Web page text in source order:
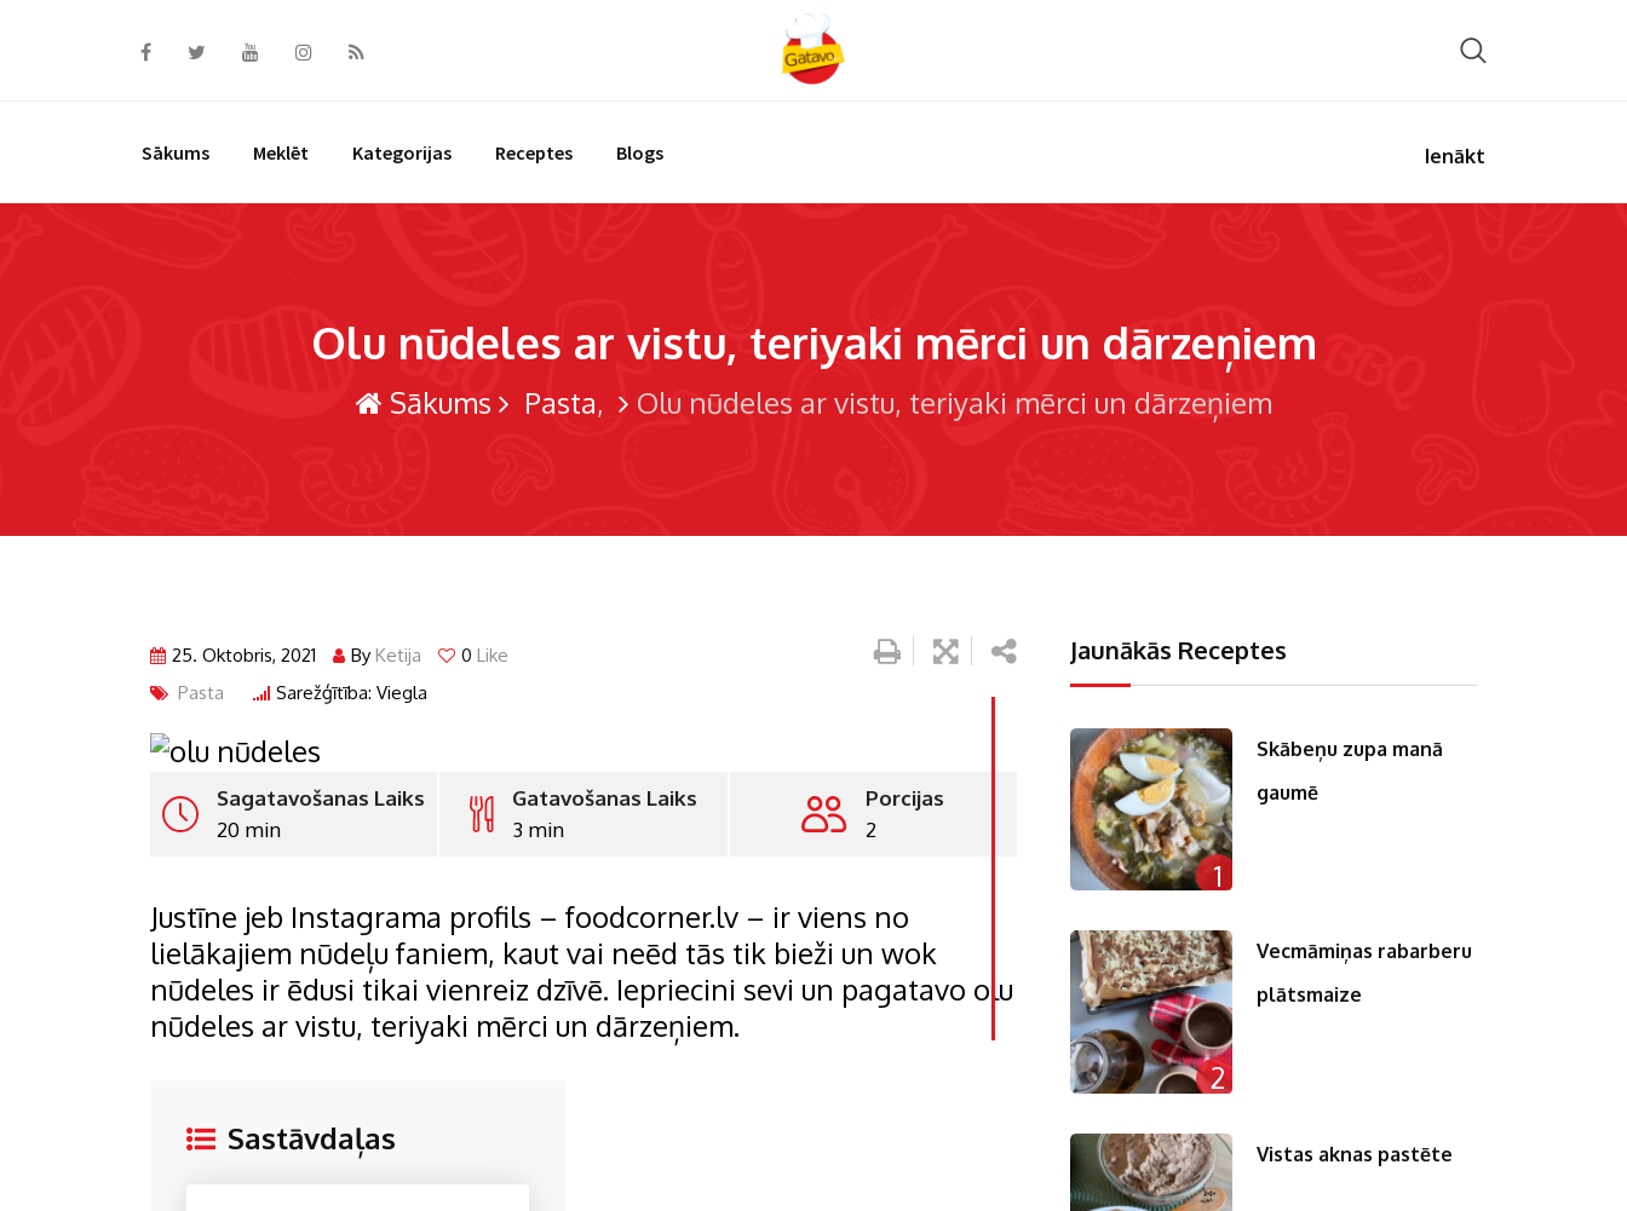
Sākums Meklēt Kategorijas Receptes Blogs Ienākt
Olu nūdeles ar vistu, teriyaki mērci un dārzeņiem
Sākums Pasta Olu nūdeles ar vistu, teriyaki mērci un dārzeņiem
25. Oktobris, 2021 By Ketija 0 Like
Pasta
Sarežģītība: Viegla
LinkedIn
Whatsapp
Pinterest
Print
Sagatavošanas Laiks
20 min
Gatavošanas Laiks
3 min
Porcijas
2
Justīne jeb Instagrama profils – foodcorner.lv – ir viens no
lielākajiem nūdeļu faniem, kaut vai neēd tās tik bieži un wok
nūdeles ir ēdusi tikai vienreiz dzīvē. Iepriecini sevi un pagatavo olu
nūdeles ar vistu, teriyaki mērci un dārzeņiem.
Sastāvdaļas
Jaunākās Receptes
1
Skābeņu zupa manā
gaumē
2
Vecmāmiņas rabarberu
plātsmaize
Vistas aknas pastēte